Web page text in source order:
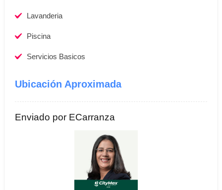
Lavanderia
Piscina
Servicios Basicos
Ubicación Aproximada
Enviado por ECarranza